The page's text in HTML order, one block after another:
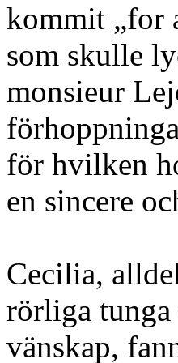
kommit „for
som skulle
monsieur
för hvilken
en sincere
Cecilia,
rörliga
vänskap,